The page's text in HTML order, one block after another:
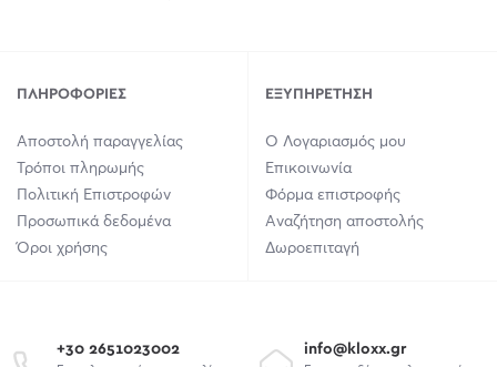
ΠΛΗΡΟΦΟΡΊΕΣ
Αποστολή παραγγελίας
Τρόποι πληρωμής
Πολιτική Επιστροφών
Προσωπικά δεδομένα
Όροι χρήσης
ΕΞΥΠΗΡΈΤΗΣΗ
Ο Λογαριασμός μου
Επικοινωνία
Φόρμα επιστροφής
Αναζήτηση αποστολής
Δωροεπιταγή
+30 2651023002 info@kloxx.gr